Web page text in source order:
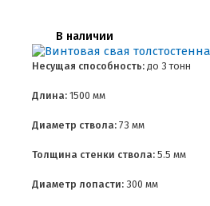
В наличии
Несущая способность: до 3 тонн
Длина: 1500 мм
Диаметр ствола: 73 мм
Толщина стенки ствола: 5.5 мм
Диаметр лопасти: 300 мм